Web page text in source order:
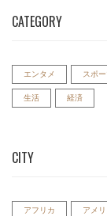
CATEGORY
エンタメ スポー
生活 経済
CITY
アフリカ アメリ